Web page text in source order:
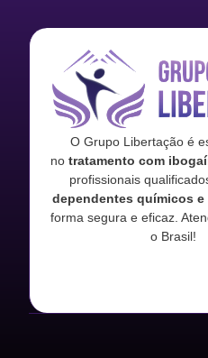
O Grupo Libertação é
no tratamento com
profissionais
dependentes químicos e
forma segura e eficaz.
o Brasil!